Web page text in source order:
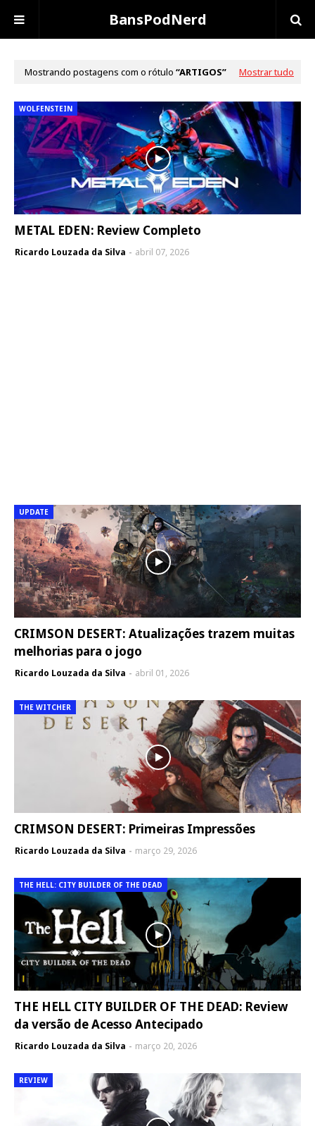
BansPodNerd
Mostrando postagens com o rótulo ARTIGOS Mostrar tudo
WOLFENSTEIN
METAL EDEN: Review Completo
Ricardo Louzada da Silva abril 07, 2026
UPDATE
CRIMSON DESERT: Atualizações trazem muitas
melhorias para o jogo
Ricardo Louzada da Silva abril 01, 2026
THE WITCHER
CRIMSON DESERT: Primeiras Impressões
Ricardo Louzada da Silva março 29, 2026
THE HELL: CITY BUILDER OF THE DEAD
THE HELL CITY BUILDER OF THE DEAD: Review
da versão de Acesso Antecipado
Ricardo Louzada da Silva março 20, 2026
REVIEW